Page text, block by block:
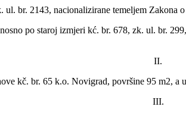
ul. br. 2143, nacionalizirane temeljem
po staroj izmjeri kć. br. 678, zk. ul. br.
II.
kč. br. 65 k.o. Novigrad, površine 95 m2, a
III.